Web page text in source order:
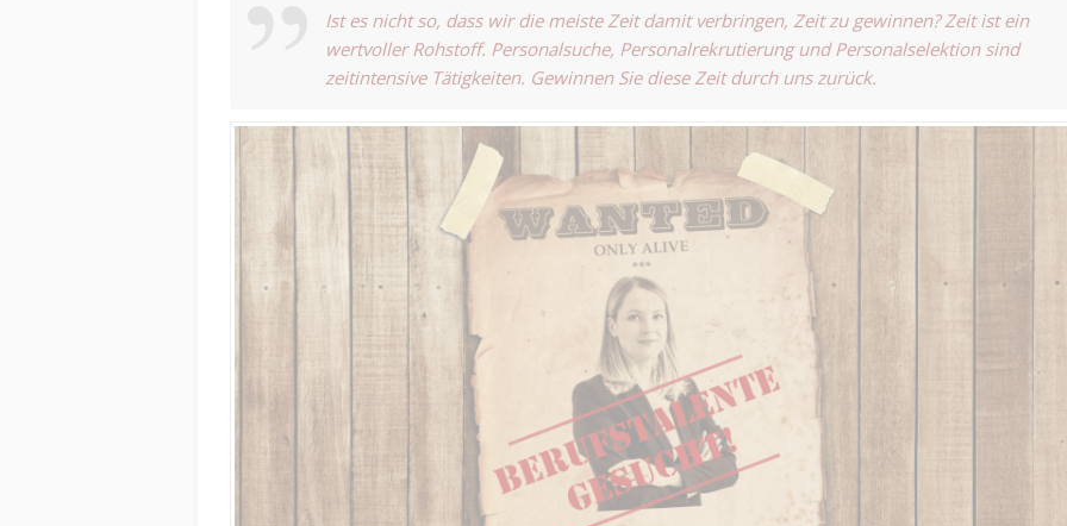
Ist es nicht so, dass wir die meiste Zeit damit verbringen, Zeit zu gewinnen? Zeit ist ein
wertvoller Rohstoff. Personalsuche, Personalrekrutierung und Personalselektion sind
zeitintensive Tätigkeiten. Gewinnen Sie diese Zeit durch uns zurück.
wo die Fäden
Fachperson
Griff.
Strassenbauer
(m/w/d) - du
- stahlharter
Schreiner
(m/w/d) - du